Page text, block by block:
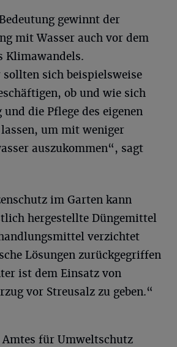
gewinnt der
mit Wasser auch vor dem
Klimawandels.
sollten sich beispielsweise
ob und wie sich
die Pflege des eigenen
um mit weniger
auszukommen“, sagt
im Garten kann
hergestellte Düngemittel
verzichtet
Lösungen zurückgegriffen
ist dem Einsatz von
vor Streusalz zu geben.“
für Umweltschutz